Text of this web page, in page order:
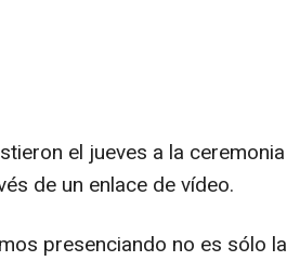
el jueves a la ceremonia
de un enlace de vídeo.
presenciando no es sólo la